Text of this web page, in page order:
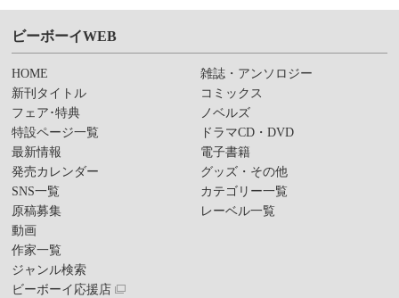
ビーボーイWEB
HOME
新刊タイトル
フェア･特典
特設ページ一覧
最新情報
発売カレンダー
SNS一覧
原稿募集
動画
作家一覧
ジャンル検索
ビーボーイ応援店
雑誌・アンソロジー
コミックス
ノベルズ
ドラマCD・DVD
電子書籍
グッズ・その他
カテゴリー一覧
レーベル一覧